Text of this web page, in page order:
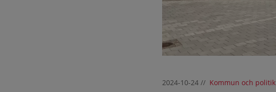
2024-10-24// Kommun och politik